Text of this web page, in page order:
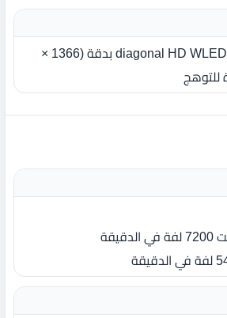
‏15.6 بوصة‏‏ diagonal HD WLED-backlit بدقة ‏(‏1366 ×